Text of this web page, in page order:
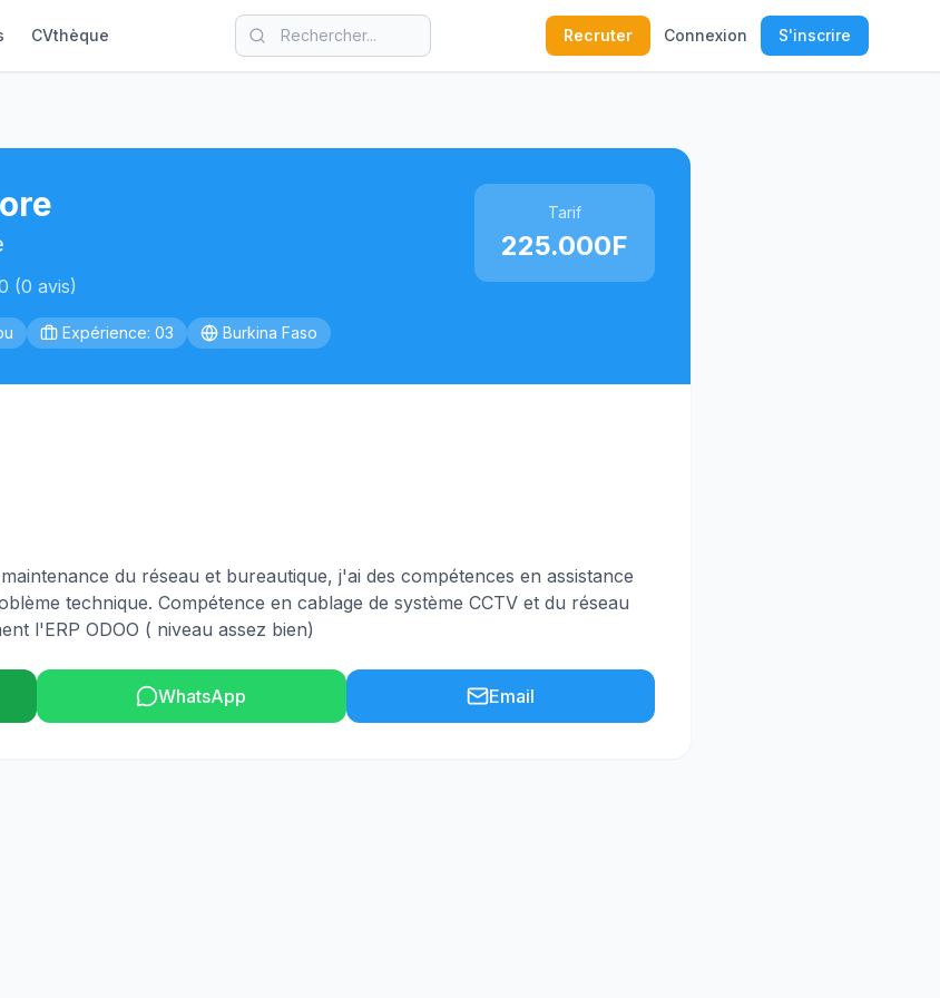
CVthèque Recruter Connexion S'inscrire
(0 avis)
Expérience: 03 Burkina Faso
Tarif
225.000F
du réseau et bureautique, j'ai des compétences en assistance
technique. Compétence en cablage de système CCTV et du réseau
l'ERP ODOO ( niveau assez bien)
WhatsApp Email